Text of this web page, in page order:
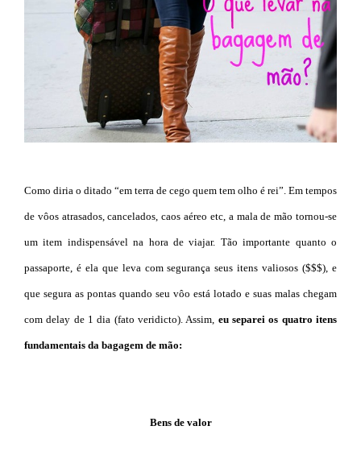
Como diria o ditado “em terra de cego quem tem olho é rei”. Em tempos
de vôos atrasados, cancelados, caos aéreo etc, a mala de mão tornou-se
um item indispensável na hora de viajar. Tão importante quanto o
passaporte, é ela que leva com segurança seus itens valiosos ($$$), e
que segura as pontas quando seu vôo está lotado e suas malas chegam
com delay de 1 dia (fato veridicto). Assim, eu separei os quatro itens
fundamentais da bagagem de mão:
Bens de valor